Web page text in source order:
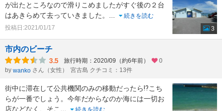
が出たところなので滑りこめましたがすぐ後の２台
はあきらめて去っていきました。 ...
続きを読む
投稿日:2021/01/17
3
市内のビーチ
3.5 旅行時期：2020/09（約6年前）
0
by wanko さん（女性） 宮古島 クチコミ：13件
街中に滞在して公共機関のみの移動だったら⁉️こち
らが一番でしょう。今年だからなのか海には一切お
店などなく、そこ ...